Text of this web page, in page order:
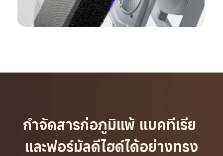
กำจัดสารก่อภูมิแพ้ แบคทีเรีย
และฟอร์มัลดีไฮด์ได้อย่างทรง